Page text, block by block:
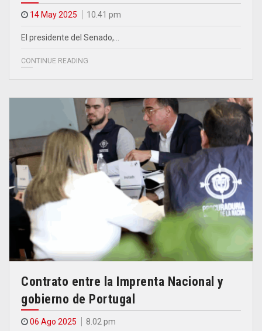
14 May 2025 10.41 pm
El presidente del Senado,…
CONTINUE READING
Contrato entre la Imprenta Nacional y
gobierno de Portugal
06 Ago 2025 8.02 pm